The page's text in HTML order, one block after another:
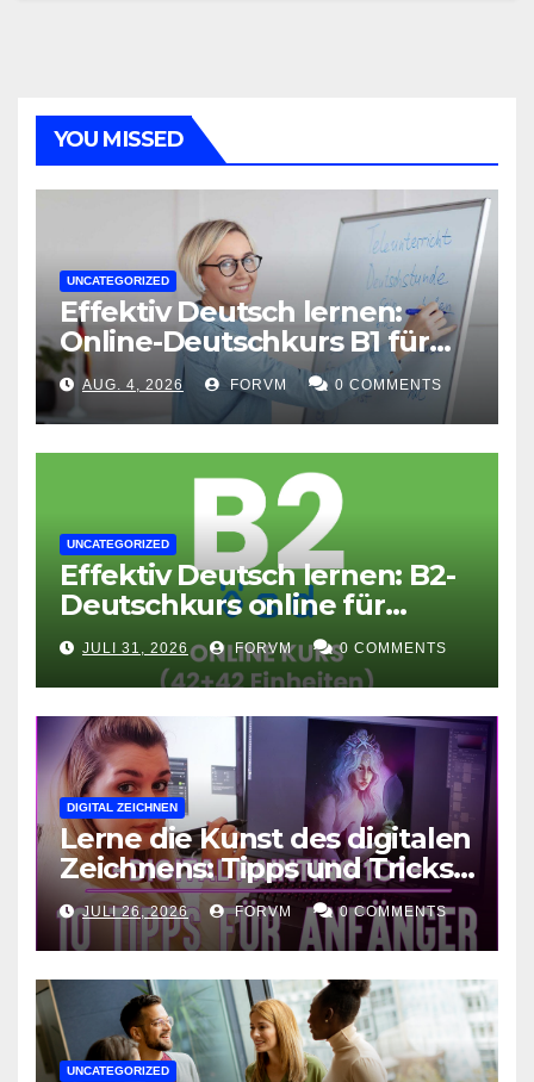
YOU MISSED
UNCATEGORIZED
Effektiv Deutsch lernen:
Online-Deutschkurs B1 für
flexible Lernerfolge
AUG. 4, 2026 FORVM 0 COMMENTS
UNCATEGORIZED
Effektiv Deutsch lernen: B2-
Deutschkurs online für
Fortgeschrittene
JULI 31, 2026 FORVM 0 COMMENTS
DIGITAL ZEICHNEN
Lerne die Kunst des digitalen
Zeichnens: Tipps und Tricks
für kreative Ausdruckskunst
JULI 26, 2026 FORVM 0 COMMENTS
UNCATEGORIZED